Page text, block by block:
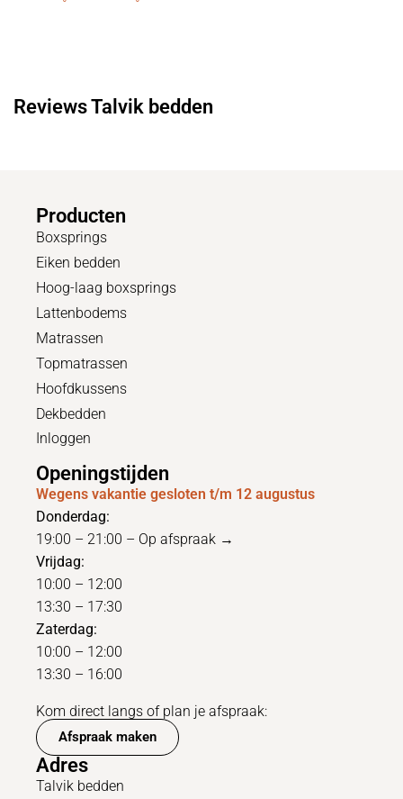
Reviews Talvik bedden
Producten
Boxsprings
Eiken bedden
Hoog-laag boxsprings
Lattenbodems
Matrassen
Topmatrassen
Hoofdkussens
Dekbedden
Inloggen
Openingstijden
Wegens vakantie gesloten t/m 12 augustus
Donderdag:
19:00 – 21:00 – Op afspraak →
Vrijdag:
10:00 – 12:00
13:30 – 17:30
Zaterdag:
10:00 – 12:00
13:30 – 16:00
Kom direct langs of plan je afspraak:
Afspraak maken
Adres
Talvik bedden